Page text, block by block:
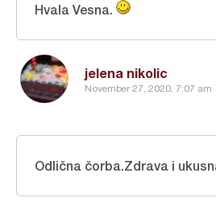
jelena nikolic
November 27, 2020, 7:07 am
Hvala Vesna.
Odlična čorba.Zdrava i